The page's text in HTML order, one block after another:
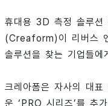
휴대용 3D 측정 솔루션
(Creaform)이 리버스
솔루션을 찾는 기업들
크레아폼은 자사의 대
운 ‘PRO 시리즈’를 추